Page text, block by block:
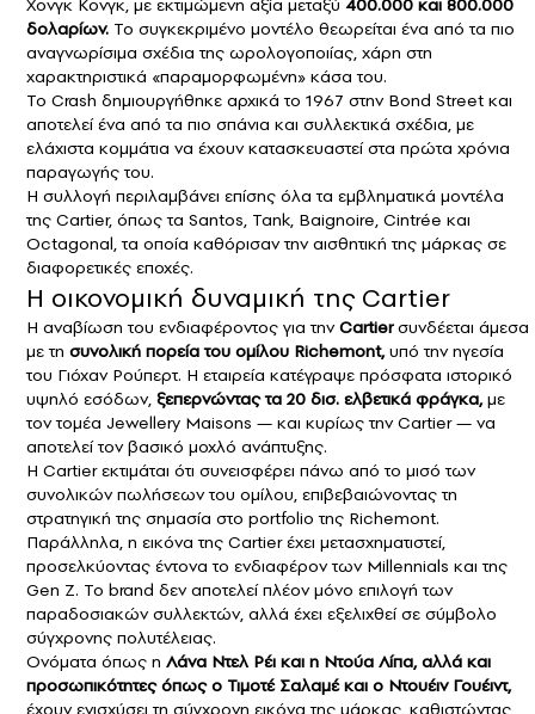
Χονγκ Κονγκ, με εκτιμώμενη αξία μεταξύ 400.000 και 800.000
δολαρίων. Το συγκεκριμένο μοντέλο θεωρείται ένα από τα πιο
αναγνωρίσιμα σχέδια της ωρολογοποιίας, χάρη στη
χαρακτηριστικά «παραμορφωμένη» κάσα του.
Το Crash δημιουργήθηκε αρχικά το 1967 στην Bond Street και
αποτελεί ένα από τα πιο σπάνια και συλλεκτικά σχέδια, με
ελάχιστα κομμάτια να έχουν κατασκευαστεί στα πρώτα χρόνια
παραγωγής του.
Η συλλογή περιλαμβάνει επίσης όλα τα εμβληματικά μοντέλα
της Cartier, όπως τα Santos, Tank, Baignoire, Cintrée και
Octagonal, τα οποία καθόρισαν την αισθητική της μάρκας σε
διαφορετικές εποχές.
Η οικονομική δυναμική της Cartier
Η αναβίωση του ενδιαφέροντος για τηνCartierσυνδέεται άμεσα
με τη συνολική πορεία του ομίλου Richemont,υπό την ηγεσία
του Γιόχαν Ρούπερτ. Η εταιρεία κατέγραψε πρόσφατα ιστορικό
υψηλό εσόδων, ξεπερνώντας τα 20 δισ. ελβετικά φράγκα,με
τον τομέα Jewellery Maisons — και κυρίως την Cartier — να
αποτελεί τον βασικό μοχλό ανάπτυξης.
Η Cartier εκτιμάται ότι συνεισφέρει πάνω από το μισό των
συνολικών πωλήσεων του ομίλου, επιβεβαιώνοντας τη
στρατηγική της σημασία στο portfolio της Richemont.
Παράλληλα, η εικόνα της Cartier έχει μετασχηματιστεί,
προσελκύοντας έντονα το ενδιαφέρον των Millennials και της
Gen Z. Το brand δεν αποτελεί πλέον μόνο επιλογή των
παραδοσιακών συλλεκτών, αλλά έχει εξελιχθεί σε σύμβολο
σύγχρονης πολυτέλειας.
Ονόματα όπως η Λάνα Ντελ Ρέι και η Ντούα Λίπα, αλλά και
προσωπικότητες όπως ο Τιμοτέ Σαλαμέ και ο Ντουέιν Γουέιντ,